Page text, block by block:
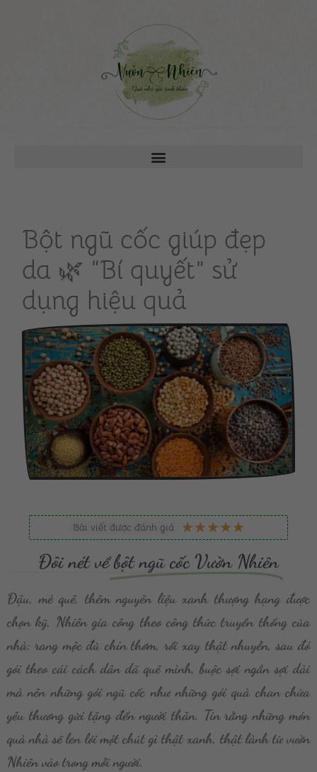
Bột ngũ cốc giúp đẹp
da 🌿 “Bí quyết” sử
dụng hiệu quả
Bài viết được đánh giá ★★★★★
5
Đôi nét về bột ngũ cốc Vườn Nhiên
Đậu, mè quê, thêm nguyên liệu xanh thượng hạng được
chọn kỹ, Nhiên gia công theo công thức truyền thống của
nhà: rang mộc đủ chín thơm, rồi xay thật nhuyễn, sau đó
gói theo cái cách dân dã quê mình, buộc sợi ngắn sợi dài
mà nên những gói ngũ cốc như những gói quà chan chứa
yêu thương gửi tặng đến người thân. Tin rằng những món
quà nhà sẽ len lỏi một chút gì thật xanh, thật lành từ vườn
Nhiên vào trong mỗi người.